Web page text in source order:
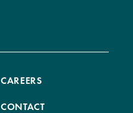
CAREERS
CONTACT